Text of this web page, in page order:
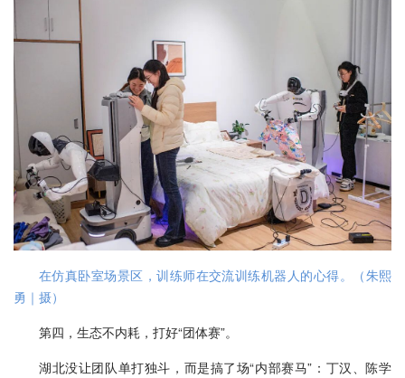
在仿真卧室场景区，训练师在交流训练机器人的心得。（朱熙
勇｜摄）
第四，生态不内耗，打好“团体赛”。
湖北没让团队单打独斗，而是搞了场“内部赛马”：丁汉、陈学